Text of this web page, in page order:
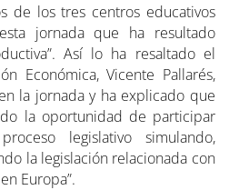
de los tres centros educativos
jornada que ha resultado
Así lo ha resaltado el
Económica, Vicente Pallarés,
la jornada y ha explicado que
la oportunidad de participar
legislativo simulando,
la legislación relacionada con
Europa”.